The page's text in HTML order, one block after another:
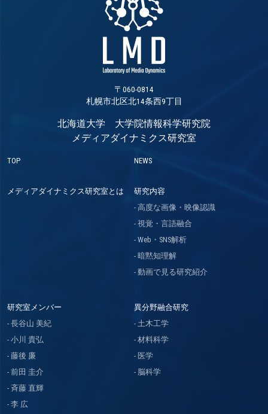
〒060-0814
札幌市北区北14条西9丁目
北海道大学 大学院情報科学研究院
メディアダイナミクス研究室
TOP NEWS
メディアダイナミクス研究室とは
研究内容
高度な画像・映像認識
視覚・言語融合
Web・SNS解析
暗黙知理解
動画で見る研究紹介
研究室メンバー
長谷山 美紀
小川 貴弘
藤後 廉
前田 圭介
斉藤 直輝
李 広
異分野融合研究
土木工学
材料科学
医学
脳科学